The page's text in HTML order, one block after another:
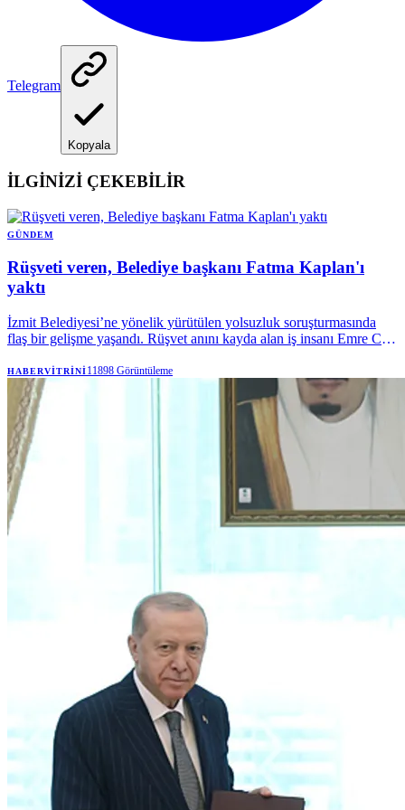
Telegram
Kopyala
İLGİNİZİ ÇEKEBİLİR
GÜNDEM
Rüşveti veren, Belediye başkanı Fatma Kaplan'ı
yaktı
İzmit Belediyesi’ne yönelik yürütülen yolsuzluk soruşturmasında
flaş bir gelişme yaşandı. Rüşvet anını kayda alan iş insanı Emre Can
HABERVITRINI11898 Görüntüleme